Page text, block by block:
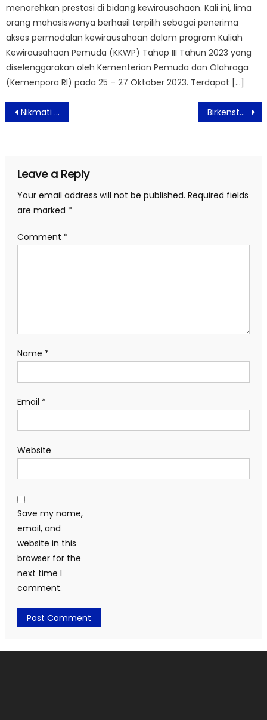
menorehkan prestasi di bidang kewirausahaan. Kali ini, lima
orang mahasiswanya berhasil terpilih sebagai penerima
akses permodalan kewirausahaan dalam program Kuliah
Kewirausahaan Pemuda (KKWP) Tahap III Tahun 2023 yang
diselenggarakan oleh Kementerian Pemuda dan Olahraga
(Kemenpora RI) pada 25 – 27 Oktober 2023. Terdapat […]
Post
navigation
Nikmati Cita Rasa Kuliner Mediterranean di Pullman Jakarta Central Park Birkenstock Luncurkan Koleksi Spesial untuk Rayakan Warisan London, Boston, dan Milano
Leave a Reply
Your email address will not be published. Required fields
are marked *
Comment *
Name *
Email *
Website
Save my name,
email, and
website in this
browser for the
next time I
comment.